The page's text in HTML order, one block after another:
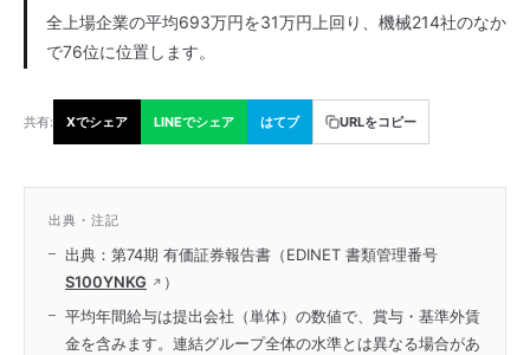
全上場企業の平均693万円を31万円上回り、機械214社のなか
で76位に位置します。
共有: Xでシェア LINEでシェア はてブ URLをコピー
出典・注記
出典：第74期 有価証券報告書（EDINET 書類管理番号
S100YNKG
）
平均年間給与は提出会社（単体）の数値で、賞与・基準外賃
金を含みます。連結グループ全体の水準とは異なる場合があ